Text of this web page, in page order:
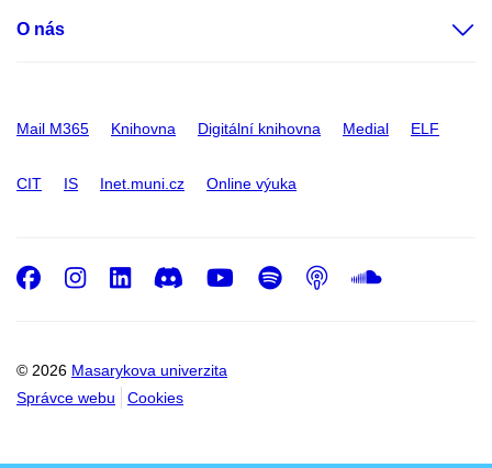
O nás
Mail M365 Knihovna Digitální knihovna Medial ELF
CIT IS Inet.muni.cz Online výuka
© 2026 Masarykova univerzita
Správce webu
Cookies
Facebook
Instagram
LinkedIn
DiscordYoutube
Spotify
Podcast